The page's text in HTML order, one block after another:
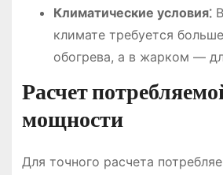
Климатические условия⁚В
климате требуется
обогрева, а в жарком ―
Расчет
мощности
Для точного расчета